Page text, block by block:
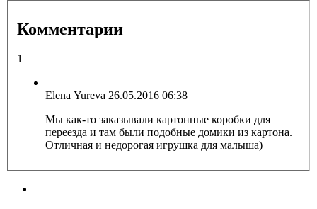
Комментарии
1
Elena Yureva 26.05.2016 06:38
Мы как-то заказывали картонные коробки для
переезда и там были подобные домики из картона.
Отличная и недорогая игрушка для малыша)